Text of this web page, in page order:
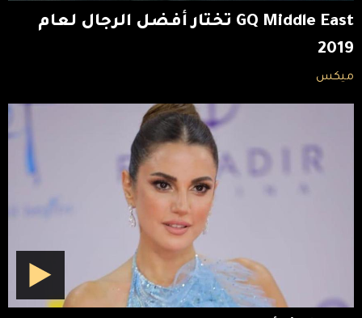
GQ Middle East تختار أفضل الرجال لعام
2019
ميكس